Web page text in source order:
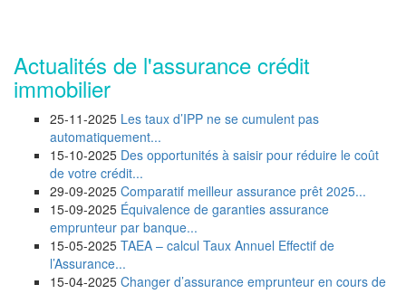
Actualités de l'assurance crédit
immobilier
25-11-2025 Les taux d’IPP ne se cumulent pas
automatiquement...
15-10-2025 Des opportunités à saisir pour réduire le coût
de votre crédit...
29-09-2025 Comparatif meilleur assurance prêt 2025...
15-09-2025 Équivalence de garanties assurance
emprunteur par banque...
15-05-2025 TAEA – calcul Taux Annuel Effectif de
l’Assurance...
15-04-2025 Changer d’assurance emprunteur en cours de